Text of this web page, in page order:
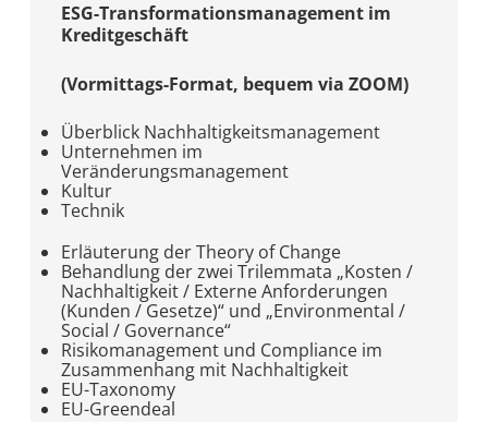
ESG-Transformationsmanagement im
Kreditgeschäft
(Vormittags-Format, bequem via ZOOM)
Überblick Nachhaltigkeitsmanagement
Unternehmen im
Veränderungsmanagement
Kultur
Technik
Erläuterung der Theory of Change
Behandlung der zwei Trilemmata „Kosten /
Nachhaltigkeit / Externe Anforderungen
(Kunden / Gesetze)“ und „Environmental /
Social / Governance“
Risikomanagement und Compliance im
Zusammenhang mit Nachhaltigkeit
EU-Taxonomy
EU-Greendeal